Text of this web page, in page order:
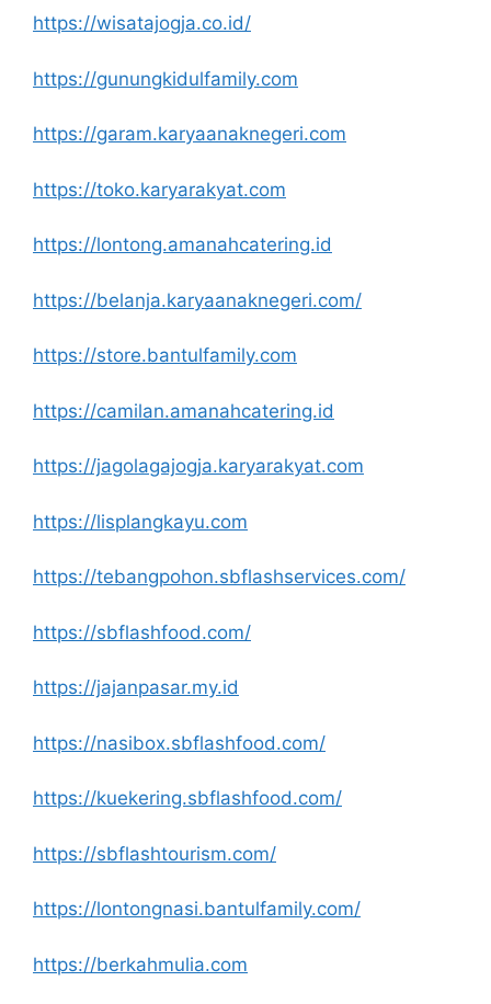
https://wisatajogja.co.id/
https://gunungkidulfamily.com
https://garam.karyaanaknegeri.com
https://toko.karyarakyat.com
https://lontong.amanahcatering.id
https://belanja.karyaanaknegeri.com/
https://store.bantulfamily.com
https://camilan.amanahcatering.id
https://jagolagajogja.karyarakyat.com
https://lisplangkayu.com
https://tebangpohon.sbflashservices.com/
https://sbflashfood.com/
https://jajanpasar.my.id
https://nasibox.sbflashfood.com/
https://kuekering.sbflashfood.com/
https://sbflashtourism.com/
https://lontongnasi.bantulfamily.com/
https://berkahmulia.com